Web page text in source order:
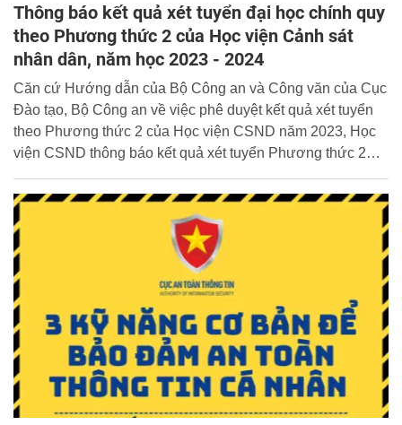
Thông báo kết quả xét tuyển đại học chính quy
theo Phương thức 2 của Học viện Cảnh sát
nhân dân, năm học 2023 - 2024
Căn cứ Hướng dẫn của Bộ Công an và Công văn của Cục
Đào tạo, Bộ Công an về việc phê duyệt kết quả xét tuyển
theo Phương thức 2 của Học viện CSND năm 2023, Học
viện CSND thông báo kết quả xét tuyển Phương thức 2